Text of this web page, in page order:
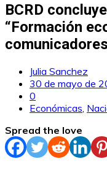
BCRD
“Formación
Julia Sanchez
30 de mayo de
0
Económicas
Spread the love